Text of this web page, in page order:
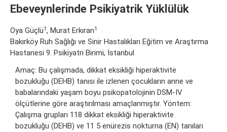
Ebeveynlerinde Psikiyatrik Yüklülük
Oya Güçlü1, Murat Erkıran1
Bakırköy Ruh Sağlığı ve Sinir Hastalıkları Eğitim ve Araştırma
Hastanesi 9. Psikiyatri Birimi, İstanbul
Amaç: Bu çalışmada, dikkat eksikliği hiperaktivite
bozukluğu (DEHB) tanısı ile izlenen çocukların anne ve
babalarındaki yaşam boyu psikopatolojinin DSM-IV
ölçütlerine göre araştırılması amaçlanmıştır. Yöntem:
Çalışma grupları 118 dikkat eksikliği hiperaktivite
bozukluğu (DEHB) ve 11 5 enürezis nokturna (EN) tanıları